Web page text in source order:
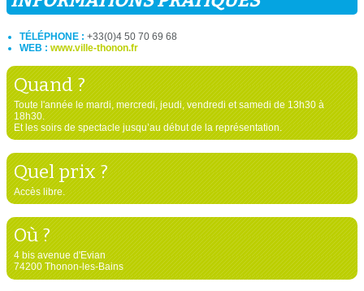
TÉLÉPHONE : +33(0)4 50 70 69 68
WEB : www.ville-thonon.fr
Quand ?
Toute l'année le mardi, mercredi, jeudi, vendredi et samedi de 13h30 à
18h30.
Et les soirs de spectacle jusqu’au début de la représentation.
Quel prix ?
Accès libre.
Où ?
4 bis avenue d'Evian
74200 Thonon-les-Bains